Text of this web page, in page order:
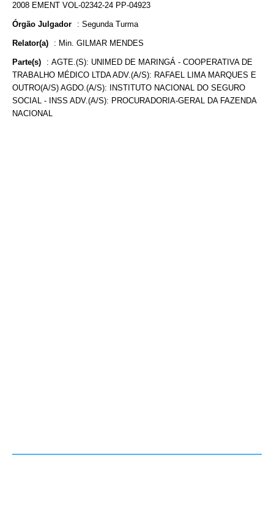
2008 EMENT VOL-02342-24 PP-04923
Órgão Julgador : Segunda Turma
Relator(a) : Min. GILMAR MENDES
Parte(s) : AGTE.(S): UNIMED DE MARINGÁ - COOPERATIVA DE
TRABALHO MÉDICO LTDA ADV.(A/S): RAFAEL LIMA MARQUES E
OUTRO(A/S) AGDO.(A/S): INSTITUTO NACIONAL DO SEGURO
SOCIAL - INSS ADV.(A/S): PROCURADORIA-GERAL DA FAZENDA
NACIONAL